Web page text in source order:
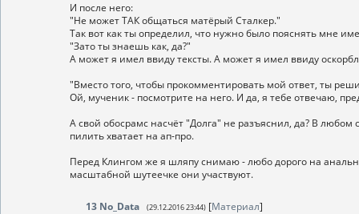
И после него:
"Не может ТАК общаться матёрый Сталкер."
Так вот как ты определил, что нужно было пояснять мне
"Зато ты знаешь как, да?"
А может я имел ввиду тексты. А может я имел ввиду
"Вместо того, чтобы прокомментировать мой ответ, ты
Ой, мученик - посмотрите на него. И да, я тебе отвечаю,
А свой обосрамс насчёт "Долга" не разъяснил, да? В любом
пилить хватает на ап-про.
Перед Клингом же я шляпу снимаю - любо дорого на
масштабной шутеечке они участвуют.
13 No_Data (29.12.2016 23:44) [Материал]